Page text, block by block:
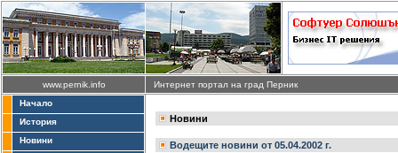
www.pernik.info
Интернет портал на град Перник
Начало
История
Новини
Новини
Водещите новини от 05.04.2002 г.